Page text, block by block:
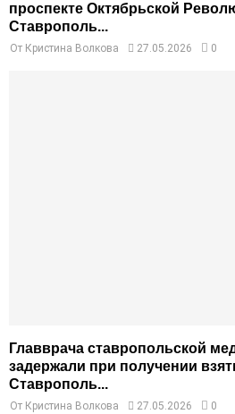
проспекте Октябрьской
Ставрополь...
От Кристина Волкова 27.05.2026 0
Главврача ставропольской
задержали при получении
Ставрополь...
От Кристина Волкова 27.05.2026 0